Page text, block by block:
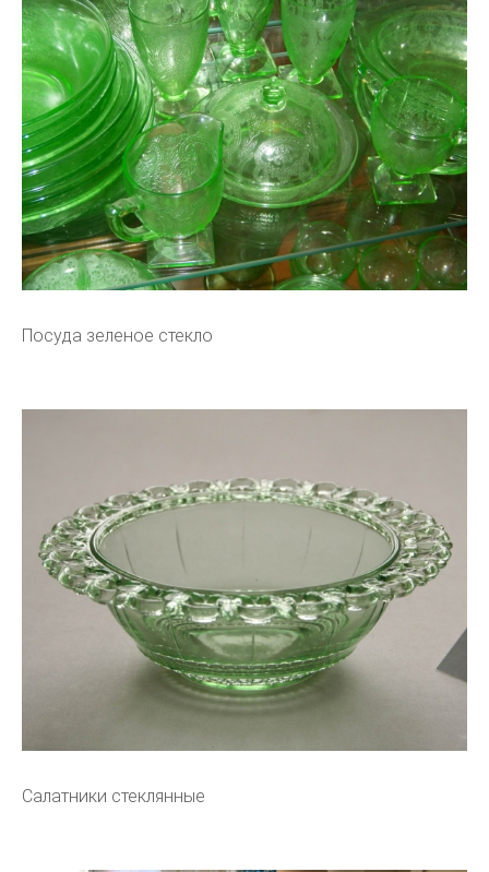
Посуда зеленое стекло
Салатники стеклянные